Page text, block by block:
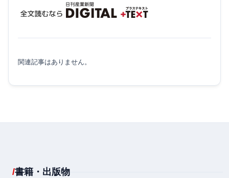
関連記事はありません。
書籍・出版物